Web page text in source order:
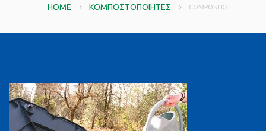
HOME ΚΟΜΠΟΣΤΟΠΟΙΗΤΈΣ COMPOST03